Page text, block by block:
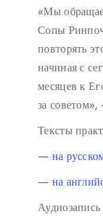
«Мы
Сопы
повторять
начиная с
месяцев к
за
Тексты
— на
— на